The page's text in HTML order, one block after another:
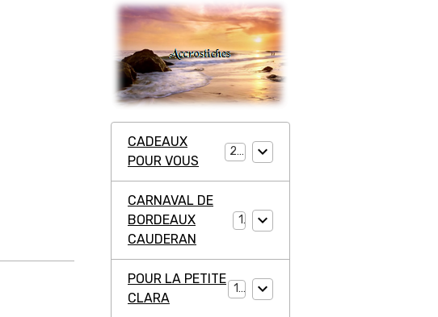
CADEAUX
POUR VOUS
20
CARNAVAL DE
BORDEAUX
CAUDERAN
1
POUR LA PETITE
CLARA
11